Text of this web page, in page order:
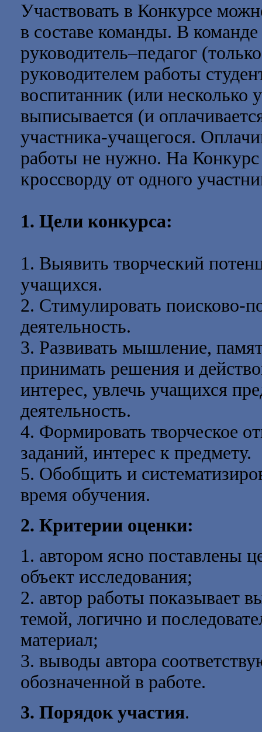
Участвовать в Конкурсе
в составе команды. В
руководитель–педагог
руководителем работы
воспитанник (или
выписывается (и
участника-учащегося.
работы не нужно. На
кроссворду от одного
1. Цели конкурса:
1. Выявить творческий
учащихся.
2. Стимулировать поисково-
деятельность.
3. Развивать мышление,
принимать решения и
интерес, увлечь учащихся
деятельность.
4. Формировать творческое
заданий, интерес к предмету.
5. Обобщить и
время обучения.
2. Критерии оценки:
1. автором ясно поставлены
объект исследования;
2. автор работы показывает
темой, логично и
материал;
3. выводы автора
обозначенной в работе.
3. Порядок участия.